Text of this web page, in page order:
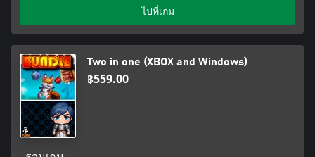
ไปที่เกม
Two in one (XBOX and Windows)
฿559.00